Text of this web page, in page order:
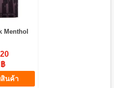
Menthol
฿
นค้า